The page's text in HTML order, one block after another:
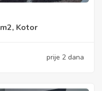
Kotor
prije 2 dana